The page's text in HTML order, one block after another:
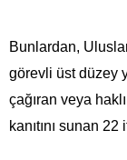
Bunlardan,
görevli üst düzey
çağıran veya
kanıtını sunan